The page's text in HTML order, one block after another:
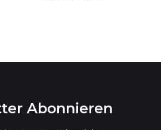
Abonnieren